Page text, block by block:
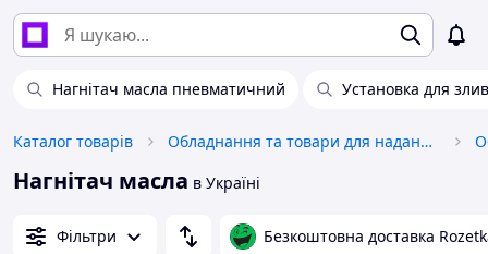
Нагнітач масла пневматичний Установка для
Каталог товарів Обладнання та товари для надання послуг
Нагнітач масла в Україні
Фільтри Безкоштовна доставка